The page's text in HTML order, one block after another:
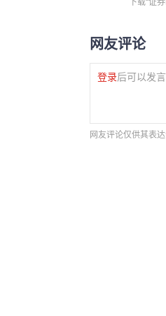
网友评论
登录后可以发言
网友评论仅供其表